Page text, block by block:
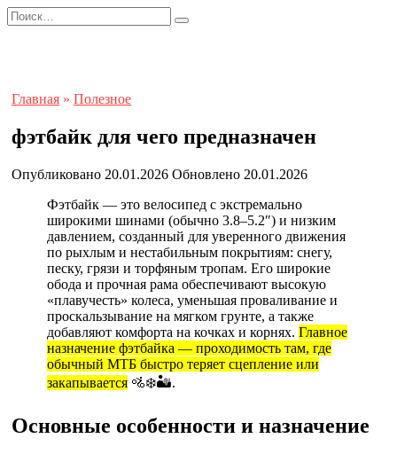
Перейти
к
Search
for:
Главная » Полезное
фэтбайк для чего предназначен
Опубликовано 20.01.2026 Обновлено 20.01.2026
Фэтбайк — это велосипед с экстремально
широкими шинами (обычно 3.8–5.2″) и низким
давлением, созданный для уверенного движения
по рыхлым и нестабильным покрытиям: снегу,
песку, грязи и торфяным тропам. Его широкие
обода и прочная рама обеспечивают высокую
«плавучесть» колеса, уменьшая проваливание и
проскальзывание на мягком грунте, а также
добавляют комфорта на кочках и корнях. Главное
назначение фэтбайка — проходимость там, где
обычный МТБ быстро теряет сцепление или
закапывается 🚵❄️🏜️.
Основные особенности и назначение